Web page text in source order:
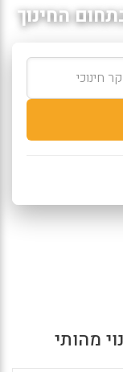
החינוך
מהותי